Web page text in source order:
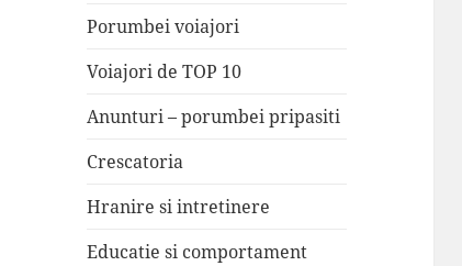
Porumbei voiajori
Voiajori de TOP 10
Anunturi – porumbei pripasiti
Crescatoria
Hranire si intretinere
Educatie si comportament